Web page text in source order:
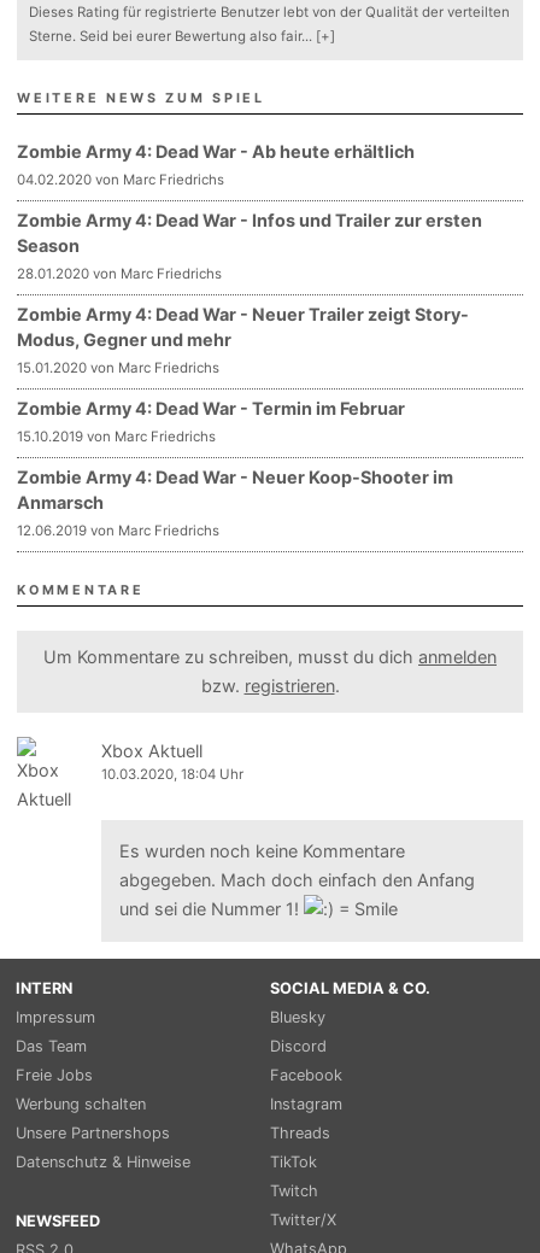
Dieses Rating für registrierte Benutzer lebt von der Qualität der verteilten
Sterne. Seid bei eurer Bewertung also fair... [+]
WEITERE NEWS ZUM SPIEL
Zombie Army 4: Dead War - Ab heute erhältlich
04.02.2020 von Marc Friedrichs
Zombie Army 4: Dead War - Infos und Trailer zur ersten
Season
28.01.2020 von Marc Friedrichs
Zombie Army 4: Dead War - Neuer Trailer zeigt Story-
Modus, Gegner und mehr
15.01.2020 von Marc Friedrichs
Zombie Army 4: Dead War - Termin im Februar
15.10.2019 von Marc Friedrichs
Zombie Army 4: Dead War - Neuer Koop-Shooter im
Anmarsch
12.06.2019 von Marc Friedrichs
KOMMENTARE
Um Kommentare zu schreiben, musst du dich anmelden
bzw. registrieren.
Xbox Aktuell
10.03.2020, 18:04 Uhr
Es wurden noch keine Kommentare
abgegeben. Mach doch einfach den Anfang
und sei die Nummer 1!
INTERN
Impressum
Das Team
Freie Jobs
Werbung schalten
Unsere Partnershops
Datenschutz & Hinweise
NEWSFEED
SOCIAL MEDIA & CO.
Bluesky
Discord
Facebook
Instagram
Threads
TikTok
Twitch
Twitter/X
WhatsApp